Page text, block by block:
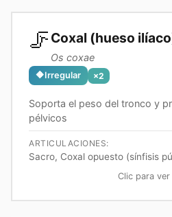
🦵 Coxal (hueso
Os coxae
🔶Irregular ×2
Soporta el peso del tronco y
pélvicos
ARTICULACIONES:
Sacro, Coxal opuesto (sínfisis
Clic para ver